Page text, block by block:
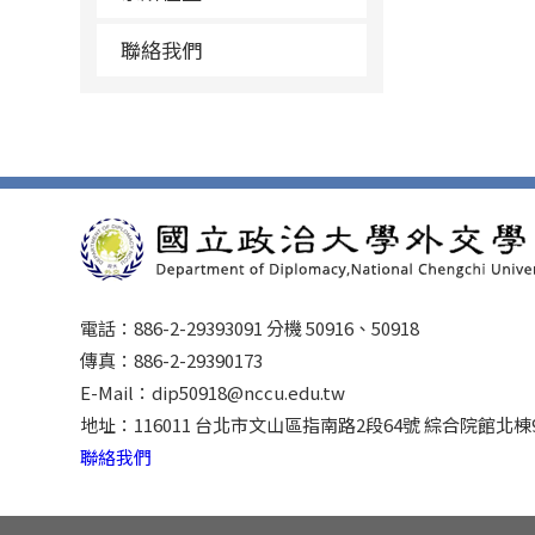
聯絡我們
電話：886-2-29393091 分機 50916、50918
傳真：886-2-29390173
E-Mail：dip50918@nccu.edu.tw
地址：116011 台北市文山區指南路2段64號 綜合院館北
聯絡我們